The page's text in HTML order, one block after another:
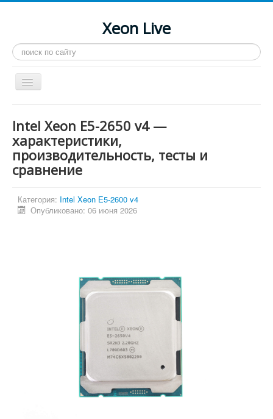
Xeon Live
Искать...
Toggle
Navigation
LGA 2011-3
LGA 2011
Процессоры
Инструкции
Рейтинги
Intel Xeon E5-2650 v4 —
характеристики,
производительность, тесты и
сравнение
Категория: Intel Xeon E5-2600 v4
Опубликовано: 06 июня 2026